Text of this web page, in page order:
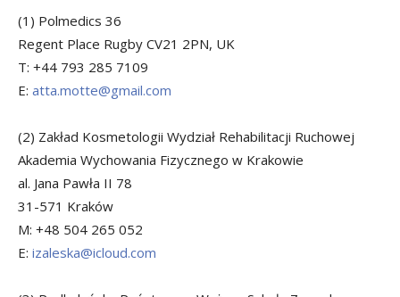
(1) Polmedics 36
Regent Place Rugby CV21 2PN, UK
T: +44 793 285 7109
E: atta.motte@gmail.com
(2) Zakład Kosmetologii Wydział Rehabilitacji Ruchowej
Akademia Wychowania Fizycznego w Krakowie
al. Jana Pawła II 78
31-571 Kraków
M: +48 504 265 052
E: izaleska@icloud.com